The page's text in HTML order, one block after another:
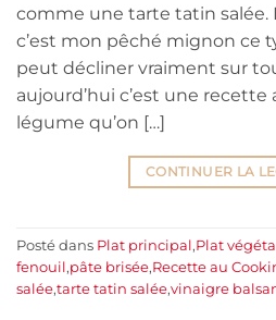
comme une tarte tatin salée.
c’est mon pêché mignon ce
peut décliner vraiment sur
aujourd’hui c’est une recette
légume qu’on […]
CONTINUER LA
Posté dans Plat principal ,Plat
fenouil ,pâte brisée,Recette au
salée,tarte tatin salée,vinaigre